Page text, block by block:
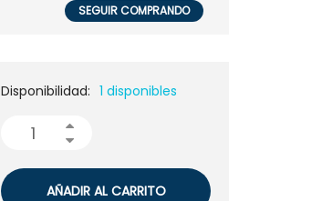
SEGUIR COMPRANDO
Disponibilidad: 1 disponibles
AÑADIR AL CARRITO